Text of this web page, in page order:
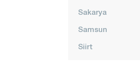
Sakarya
Samsun
Siirt